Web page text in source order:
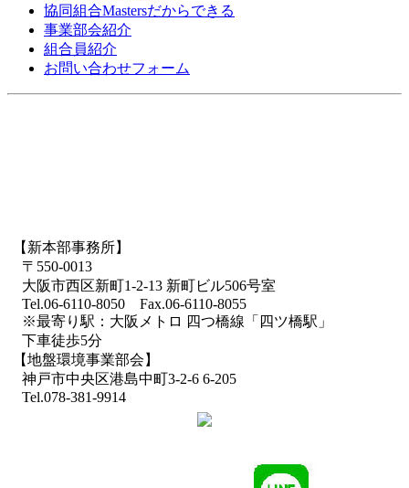
協同組合Mastersだからできる
事業部会紹介
組合員紹介
お問い合わせフォーム
【新本部事務所】
〒550-0013
大阪市西区新町1-2-13 新町ビル506号室
Tel.06-6110-8050 Fax.06-6110-8055
※最寄り駅：大阪メトロ 四つ橋線「四ツ橋駅」
下車徒歩5分
【地盤環境事業部会】
神戸市中央区港島中町3-2-6 6-205
Tel.078-381-9914